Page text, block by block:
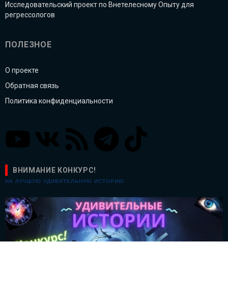
Исследовательский проект по Внетелесному Опыту для
регрессологов
ПОЛЕЗНОЕ
О проекте
Обратная связь
Политика конфиденциальности
ВНИМАНИЕ КОНКУРС!
НА ЛУЧШУЮ УДИВИТЕЛЬНУЮ ИСТОРИЮ